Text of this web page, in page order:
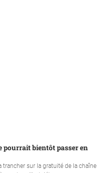
pourrait bientôt passer en
trancher sur la gratuité de la chaîne